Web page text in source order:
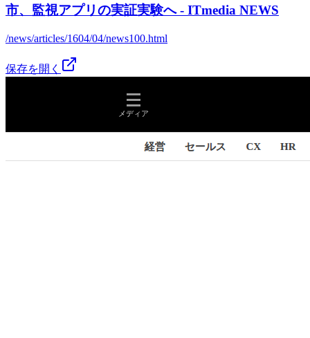
市、監視アプリの実証実験へ - ITmedia NEWS
/news/articles/1604/04/news100.html
保存を開く